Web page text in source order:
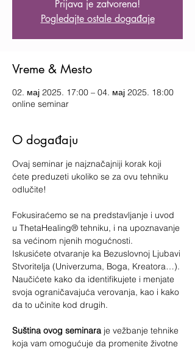
Prijava je zatvorena!
Pogledajte ostale događaje
Vreme & Mesto
02. мај 2025. 17:00 – 04. мај 2025. 18:00
online seminar
O događaju
Ovaj seminar je najznačajniji korak koji
ćete preduzeti ukoliko se za ovu tehniku
odlučite!
Fokusiraćemo se na predstavljanje i uvod
u ThetaHealing® tehniku, i na upoznavanje
sa većinom njenih mogućnosti.
Iskusićete otvaranje ka Bezuslovnoj Ljubavi
Stvoritelja (Univerzuma, Boga, Kreatora…).
Naučićete kako da identifikujete i menjate
svoja ograničavajuća verovanja, kao i kako
da to učinite kod drugih.
Suština ovog seminara je vežbanje tehnike
koja vam omogućuje da promenite životne